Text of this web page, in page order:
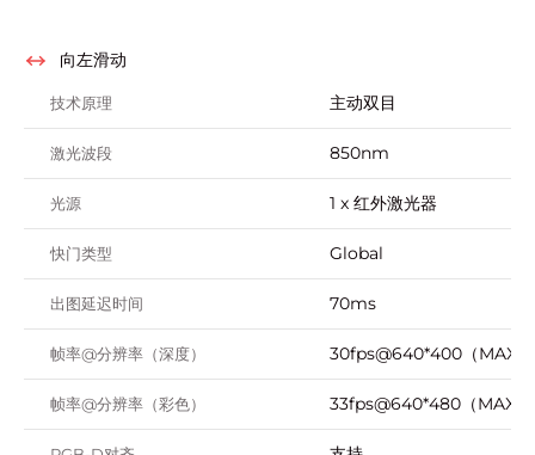
向左滑动
技术原理 主动双目
激光波段 850nm
光源 1 x 红外激光器
快门类型 Global
出图延迟时间 70ms
帧率@分辨率（深度） 30fps@640*400（MAX）
帧率@分辨率（彩色） 33fps@640*480（MAX）